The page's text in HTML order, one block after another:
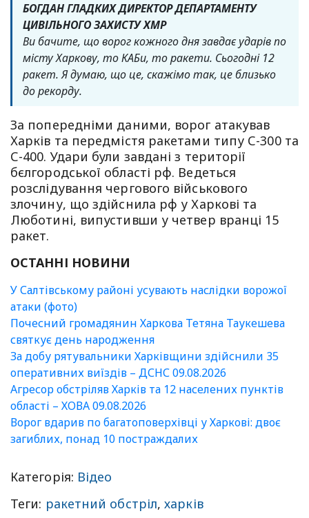
БОГДАН ГЛАДКИХ ДИРЕКТОР ДЕПАРТАМЕНТУ
ЦИВІЛЬНОГО ЗАХИСТУ ХМР
Ви бачите, що ворог кожного дня завдає ударів по
місту Харкову, то КАБи, то ракети. Сьогодні 12
ракет. Я думаю, що це, скажімо так, це близько
до рекорду.
За попередніми даними, ворог атакував
Харків та передмістя ракетами типу С-300 та
С-400. Удари були завдані з території
бєлгородської області рф. Ведеться
розслідування чергового військового
злочину, що здійснила рф у Харкові та
Люботині, випустивши у четвер вранці 15
ракет.
ОСТАННІ НОВИНИ
У Салтівському районі усувають наслідки ворожої
атаки (фото)
Почесний громадянин Харкова Тетяна Таукешева
святкує день народження
За добу рятувальники Харківщини здійснили 35
оперативних виїздів – ДСНС 09.08.2026
Агресор обстріляв Харків та 12 населених пунктів
області – ХОВА 09.08.2026
Ворог вдарив по багатоповерхівці у Харкові: двоє
загиблих, понад 10 постраждалих
Категорія: Відео
Теги: ракетний обстріл,харків